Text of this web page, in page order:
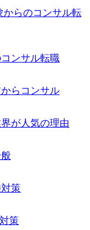
ント経験 ・お客
して主体的に業
/スクラムへの興
取れる方/一人称
アドバイスを素
からのコンサル転
ンサル転職
らコンサル
が人気の理由
策
策